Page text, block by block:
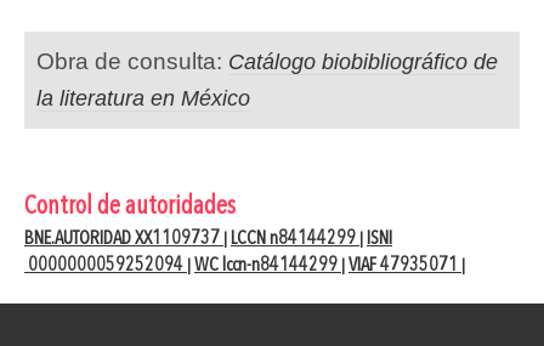
Obra de consulta: Catálogo biobibliográfico de
la literatura en México
Control de autoridades
BNE.AUTORIDAD XX1109737 LCCN n84144299
ISNI
0000000059252094 WC lccn-n84144299 VIAF 47935071